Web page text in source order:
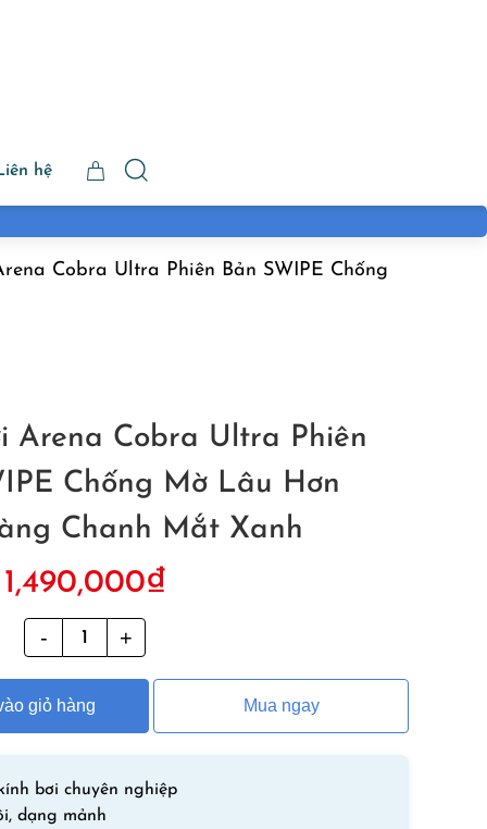
hệ
Cobra Ultra Phiên Bản SWIPE Chống
Arena Cobra Ultra Phiên
Chống Mờ Lâu Hơn
Chanh Mắt Xanh
gốc
1,690,000₫.
1,490,000₫
Bơi
Arena
Cobra
Ultra
Bản
SWIPE
giỏ hàng Mua ngay
bơi chuyên nghiệp
dạng mảnh